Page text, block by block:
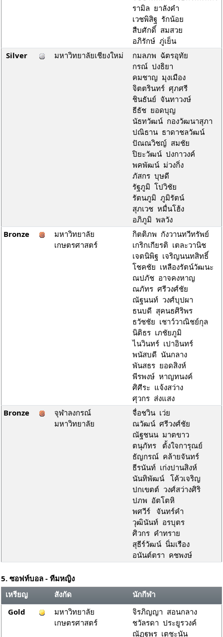
รามิล ยาลังคำ
เวชพิสิฐ รักน้อย
สืบศักดิ์ สมสวย
อภิรักษ์ ภู่เย็น
Silver
มหาวิทยาลัยเชียงใหม่
กมลภพ ฉัตรอุทัย
กรณ์ ปงธิยา
คมชาญ มุงเมือง
จิตตรินทร์ ศุภศรี
ชินธันย์ จันทาวงษ์
ธีธัช ยอดบุญ
นัธทวัฒน์ กองวัฒนาสุภา
ปณิธาน ธาดาชลวัฒน์
ปัณณวิชญ์ สมชัย
ปิยะวัฒน์ ปงกาวงค์
พคพัฒน์ ม่วงกิ่ง
ภัสกร บุษดี
รัฐภูมิ โปวิชัย
รัตนภูมิ ภูมิรัตน์
สุภเวช หมื่นโฮ้ง
อภิภูมิ พลวัง
Bronze
มหาวิทยาลัย
เกษตรศาสตร์
กิตติภพ กังวานทวีทรัพย์
เกริกเกียรติ เตละวานิช
เจตนิพิฐ เจริญนนทสิทธิ์
โชคชัย เหลืองรัตน์วัฒนะ
ณปภัช อาจคงหาญ
ณภัทร ศรีวงศ์ชัย
ณัฐนนท์ วงศ์บุปผา
ธนบดี สุคนธศิริพร
ธวัชชัย เชาว์วาณิชย์กุล
นิติธร เภชัยภูมิ
ไนวินทร์ เปาอินทร์
พนัสบดี นันกลาง
พันสธร ยอดสิงห์
พีรพงษ์ หาญทนงค์
ศิศีระ แจ้งสว่าง
ศุวกร ส่งแสง
Bronze
จุฬาลงกรณ์
มหาวิทยาลัย
จื่อชวิน เว่ย
ณวัฒน์ ศรีวงศ์ชัย
ณัฐชนน มาตขาว
ตนุภัทร ตั้งใจการุณย์
ธัญกรณ์ คล้ายจันทร์
ธีรนันท์ เก่งปานสิงห์
นันทิพัฒน์ โค้วเจริญ
ปกเขตต์ วงศ์สว่างศิริ
ปภพ อัตโตหิ
พศวีร์ จันทร์คำ
วุฒินันท์ อรบุตร
ศิวกร คำทราย
สุธีร์วัฒน์ นิ่มเรือง
อนันต์ตรา คชพงษ์
5. ซอฟท์บอล - ทีมหญิง
เหรียญ
สังกัด
นักกีฬา
Gold
มหาวิทยาลัย
เกษตรศาสตร์
จิรภิญญา สอนกลาง
ชวัลรดา ประยูรวงค์
ณัฏฐพร เตชะนัน